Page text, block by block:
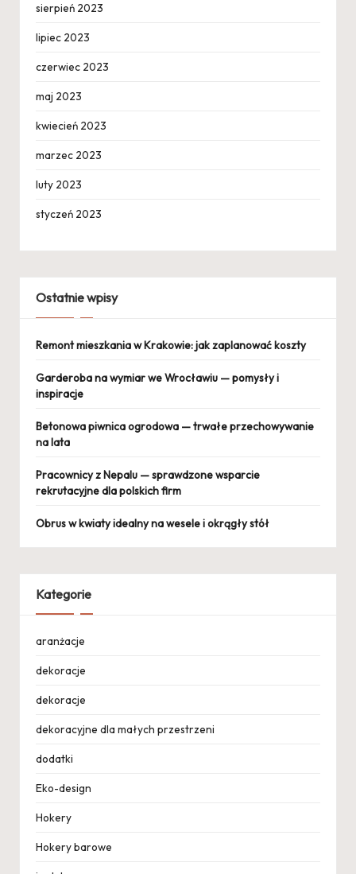
sierpień 2023
lipiec 2023
czerwiec 2023
maj 2023
kwiecień 2023
marzec 2023
luty 2023
styczeń 2023
Ostatnie wpisy
Remont mieszkania w Krakowie: jak zaplanować koszty
Garderoba na wymiar we Wrocławiu — pomysły i
inspiracje
Betonowa piwnica ogrodowa — trwałe przechowywanie
na lata
Pracownicy z Nepalu — sprawdzone wsparcie
rekrutacyjne dla polskich firm
Obrus w kwiaty idealny na wesele i okrągły stół
Kategorie
aranżacje
dekoracje
dekoracje
dekoracyjne dla małych przestrzeni
dodatki
Eko-design
Hokery
Hokery barowe